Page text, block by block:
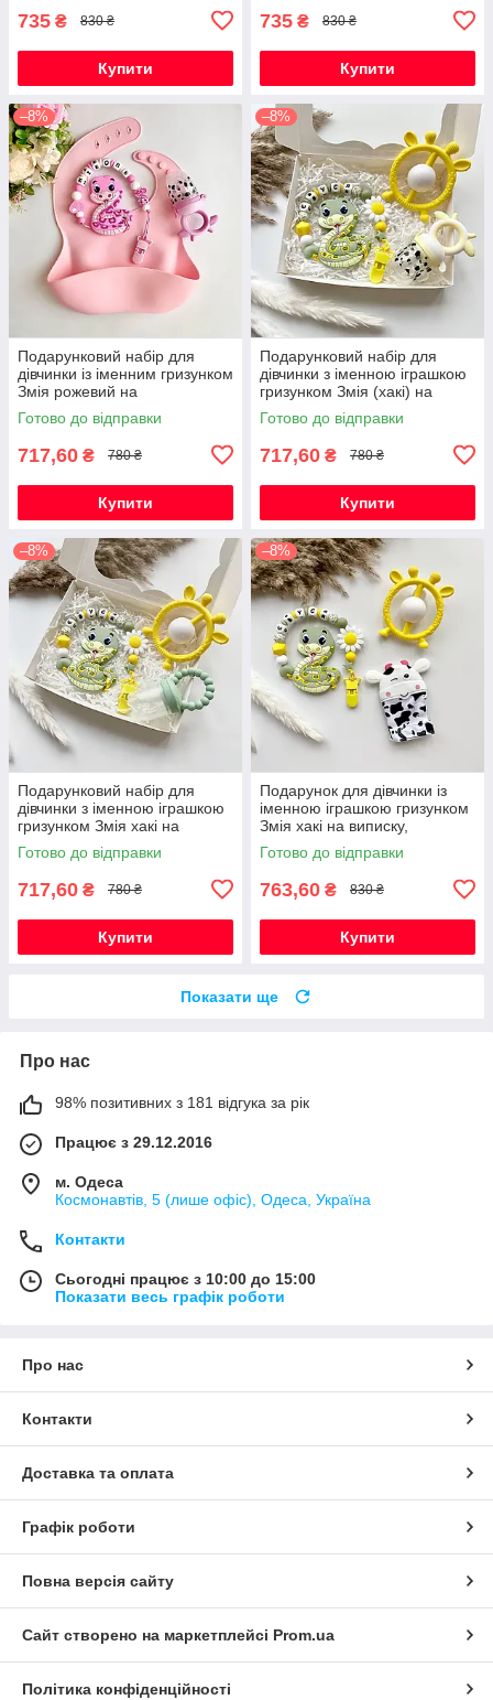
735 ₴ 830 ₴
Купити
735 ₴ 830 ₴
Купити
–8%
Подарунковий набір для
дівчинки із іменним гризунком
Змія рожевий на
народження, хрестини,
виписку, півроку
Готово до відправки
717,60 ₴ 780 ₴
Купити
–8%
Подарунковий набір для
дівчинки з іменною іграшкою
гризунком Змія (хакі) на
виписку, хрестини, півроку
Готово до відправки
717,60 ₴ 780 ₴
Купити
–8%
Подарунковий набір для
дівчинки з іменною іграшкою
гризунком Змія хакі на
виписку, хрестини, півроку
Готово до відправки
717,60 ₴ 780 ₴
Купити
–8%
Подарунок для дівчинки із
іменною іграшкою гризунком
Змія хакі на виписку,
хрестини, півроку,
народження
Готово до відправки
763,60 ₴ 830 ₴
Купити
Показати ще
Про нас
98% позитивних з 181 відгука за рік
Працює з 29.12.2016
м. Одеса
Космонавтів, 5 (лише офіс), Одеса, Україна
Контакти
Сьогодні працює з 10:00 до 15:00
Показати весь графік роботи
Про нас
Контакти
Доставка та оплата
Графік роботи
Повна версія сайту
Сайт створено на маркетплейсі Prom.ua
Політика конфіденційності